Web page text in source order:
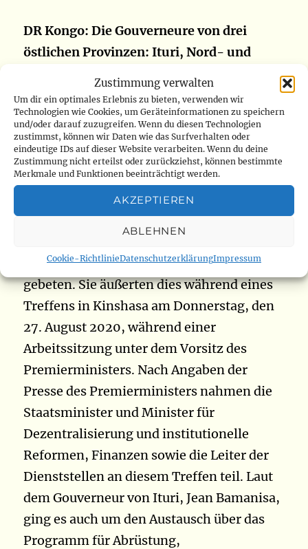
Zustimmung verwalten
Um dir ein optimales Erlebnis zu bieten, verwenden wir
Technologien wie Cookies, um Geräteinformationen zu speichern
und/oder darauf zuzugreifen. Wenn du diesen Technologien
zustimmst, können wir Daten wie das Surfverhalten oder
eindeutige IDs auf dieser Website verarbeiten. Wenn du deine
Zustimmung nicht erteilst oder zurückziehst, können bestimmte
Merkmale und Funktionen beeinträchtigt werden.
AKZEPTIEREN
ABLEHNEN
Cookie-RichtlinieDatenschutzerklärungImpressum
DR Kongo: Die Gouverneure von drei
östlichen Provinzen: Ituri, Nord- und
Rückabtretung
Drei Gouverneure aus den östlichen
Provinzen der Demokratischen Republik
Kongo, Jean Bamanisa aus Ituri, Carly
Nzanzu aus Nord-Kivu und Théo Ngwabije
aus Süd-Kivu, haben Premierminister
Monaten Übertretung (Retrozession)
gebeten. Sie äußerten dies während eines
Treffens in Kinshasa am Donnerstag, den
27. August 2020, während einer
Arbeitssitzung unter dem Vorsitz des
Premierministers. Nach Angaben der
Presse des Premierministers nahmen die
Staatsminister und Minister für
Dezentralisierung und institutionelle
Reformen, Finanzen sowie die Leiter der
Dienststellen an diesem Treffen teil. Laut
dem Gouverneur von Ituri, Jean Bamanisa,
ging es auch um den Austausch über das
Programm für Abrüstung,